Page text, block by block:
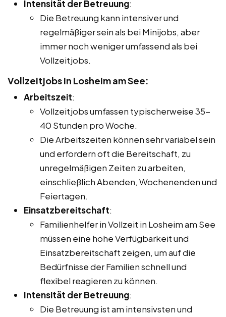
Intensität der Betreuung:
Die Betreuung kann intensiver und
regelmäßiger sein als bei Minijobs, aber
immer noch weniger umfassend als bei
Vollzeitjobs.
Vollzeitjobs in Losheim am See:
Arbeitszeit:
Vollzeitjobs umfassen typischerweise 35-
40 Stunden pro Woche.
Die Arbeitszeiten können sehr variabel sein
und erfordern oft die Bereitschaft, zu
unregelmäßigen Zeiten zu arbeiten,
einschließlich Abenden, Wochenenden und
Feiertagen.
Einsatzbereitschaft:
Familienhelfer in Vollzeit in Losheim am See
müssen eine hohe Verfügbarkeit und
Einsatzbereitschaft zeigen, um auf die
Bedürfnisse der Familien schnell und
flexibel reagieren zu können.
Intensität der Betreuung:
Die Betreuung ist am intensivsten und